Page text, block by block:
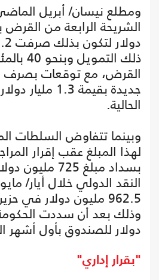
ومطلع نيسان/ أبريل
ذلك
القرض، مع توقعات بصرف
جديدة بقيمة 1.3
الحالية.
وبينما تتفاوض السلطات
لهذا المبلغ عقب إقرار
بسداد مبلغ
النقد الدولي خلال أيار/
962.5 مليون دولار في
دولار للصندوق بأول أشهر
"بقرار إداري"